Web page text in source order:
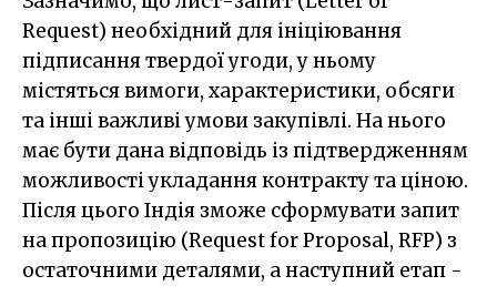
Request) необхідний для ініціювання
підписання твердої угоди, у ньому
містяться вимоги, характеристики, обсяги
та інші важливі умови закупівлі. На нього
має бути дана відповідь із підтвердженням
можливості укладання контракту та ціною.
Після цього Індія зможе сформувати запит
на пропозицію (Request for Proposal, RFP) з
остаточними деталями, а наступний етап -